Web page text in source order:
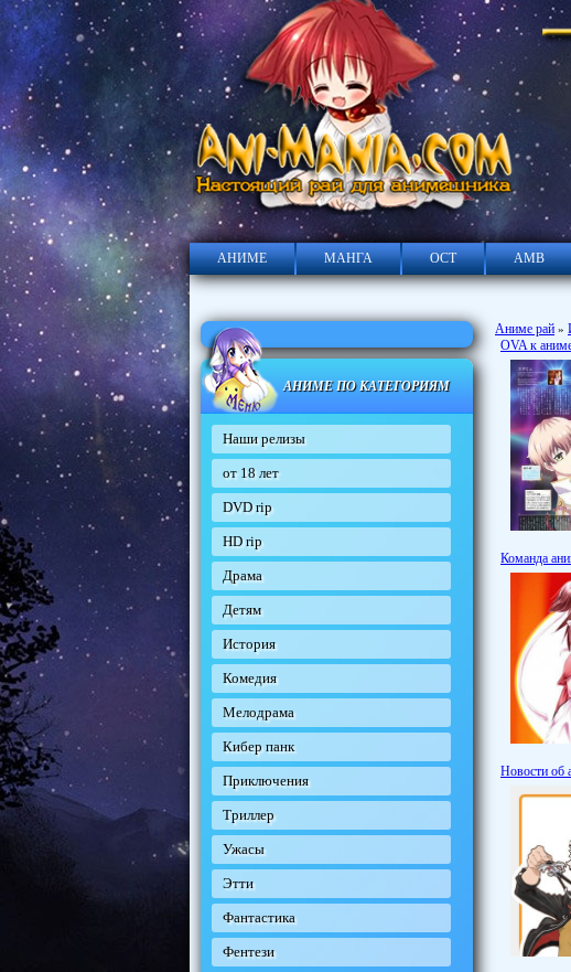
АНИМЕ МАНГА ОСТ АМВ
АНИМЕ ПО КАТЕГОРИЯМ
Наши релизы
от 18 лет
DVD rip
HD rip
Драма
Детям
История
Комедия
Мелодрама
Кибер панк
Приключения
Триллер
Ужасы
Этти
Фантастика
Фентези
Аниме рай »
OVA к
Команда
Новости об